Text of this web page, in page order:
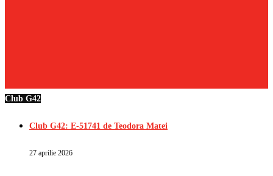
Club G42
Club G42: E-51741 de Teodora Matei
27 aprilie 2026